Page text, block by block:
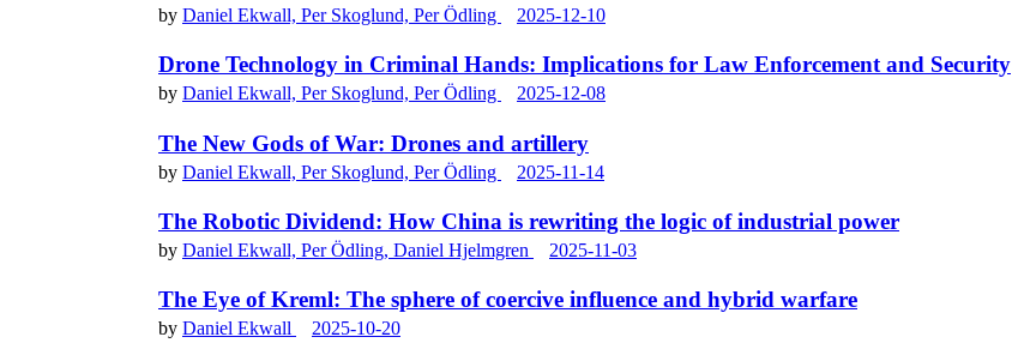
by Daniel Ekwall, Per Skoglund, Per Ödling 2025-12-10
Drone Technology in Criminal Hands: Implications for Law Enforcement and Security
by Daniel Ekwall, Per Skoglund, Per Ödling 2025-12-08
The New Gods of War: Drones and artillery
by Daniel Ekwall, Per Skoglund, Per Ödling 2025-11-14
The Robotic Dividend: How China is rewriting the logic of industrial power
by Daniel Ekwall, Per Ödling, Daniel Hjelmgren 2025-11-03
The Eye of Kreml: The sphere of coercive influence and hybrid warfare
by Daniel Ekwall 2025-10-20